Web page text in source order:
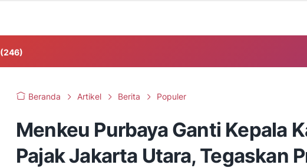
(246)
Beranda Artikel Berita Populer
Menkeu Purbaya Ganti Kepala
Pajak Jakarta Utara, Tegaskan